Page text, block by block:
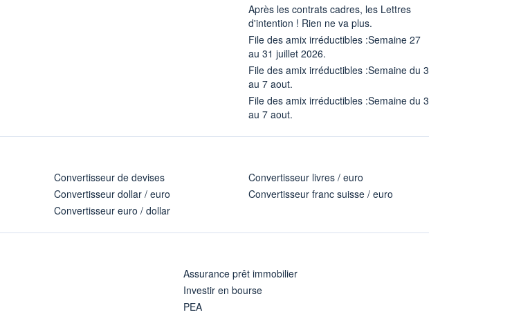
Après les contrats cadres, les Lettres
d'intention ! Rien ne va plus.
File des amix irréductibles :Semaine 27
au 31 juillet 2026.
File des amix irréductibles :Semaine du 3
au 7 aout.
File des amix irréductibles :Semaine du 3
au 7 aout.
Convertisseur de devises
Convertisseur dollar / euro
Convertisseur euro / dollar
Convertisseur livres / euro
Convertisseur franc suisse / euro
Assurance prêt immobilier
Investir en bourse
PEA